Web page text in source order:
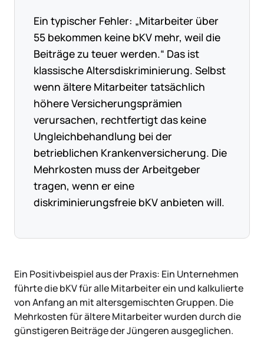
Ein typischer Fehler: „Mitarbeiter über
55 bekommen keine bKV mehr, weil die
Beiträge zu teuer werden.“ Das ist
klassische Altersdiskriminierung. Selbst
wenn ältere Mitarbeiter tatsächlich
höhere Versicherungsprämien
verursachen, rechtfertigt das keine
Ungleichbehandlung bei der
betrieblichen Krankenversicherung. Die
Mehrkosten muss der Arbeitgeber
tragen, wenn er eine
diskriminierungsfreie bKV anbieten will.
Ein Positivbeispiel aus der Praxis: Ein Unternehmen
führte die bKV für alle Mitarbeiter ein und kalkulierte
von Anfang an mit altersgemischten Gruppen. Die
Mehrkosten für ältere Mitarbeiter wurden durch die
günstigeren Beiträge der Jüngeren ausgeglichen.